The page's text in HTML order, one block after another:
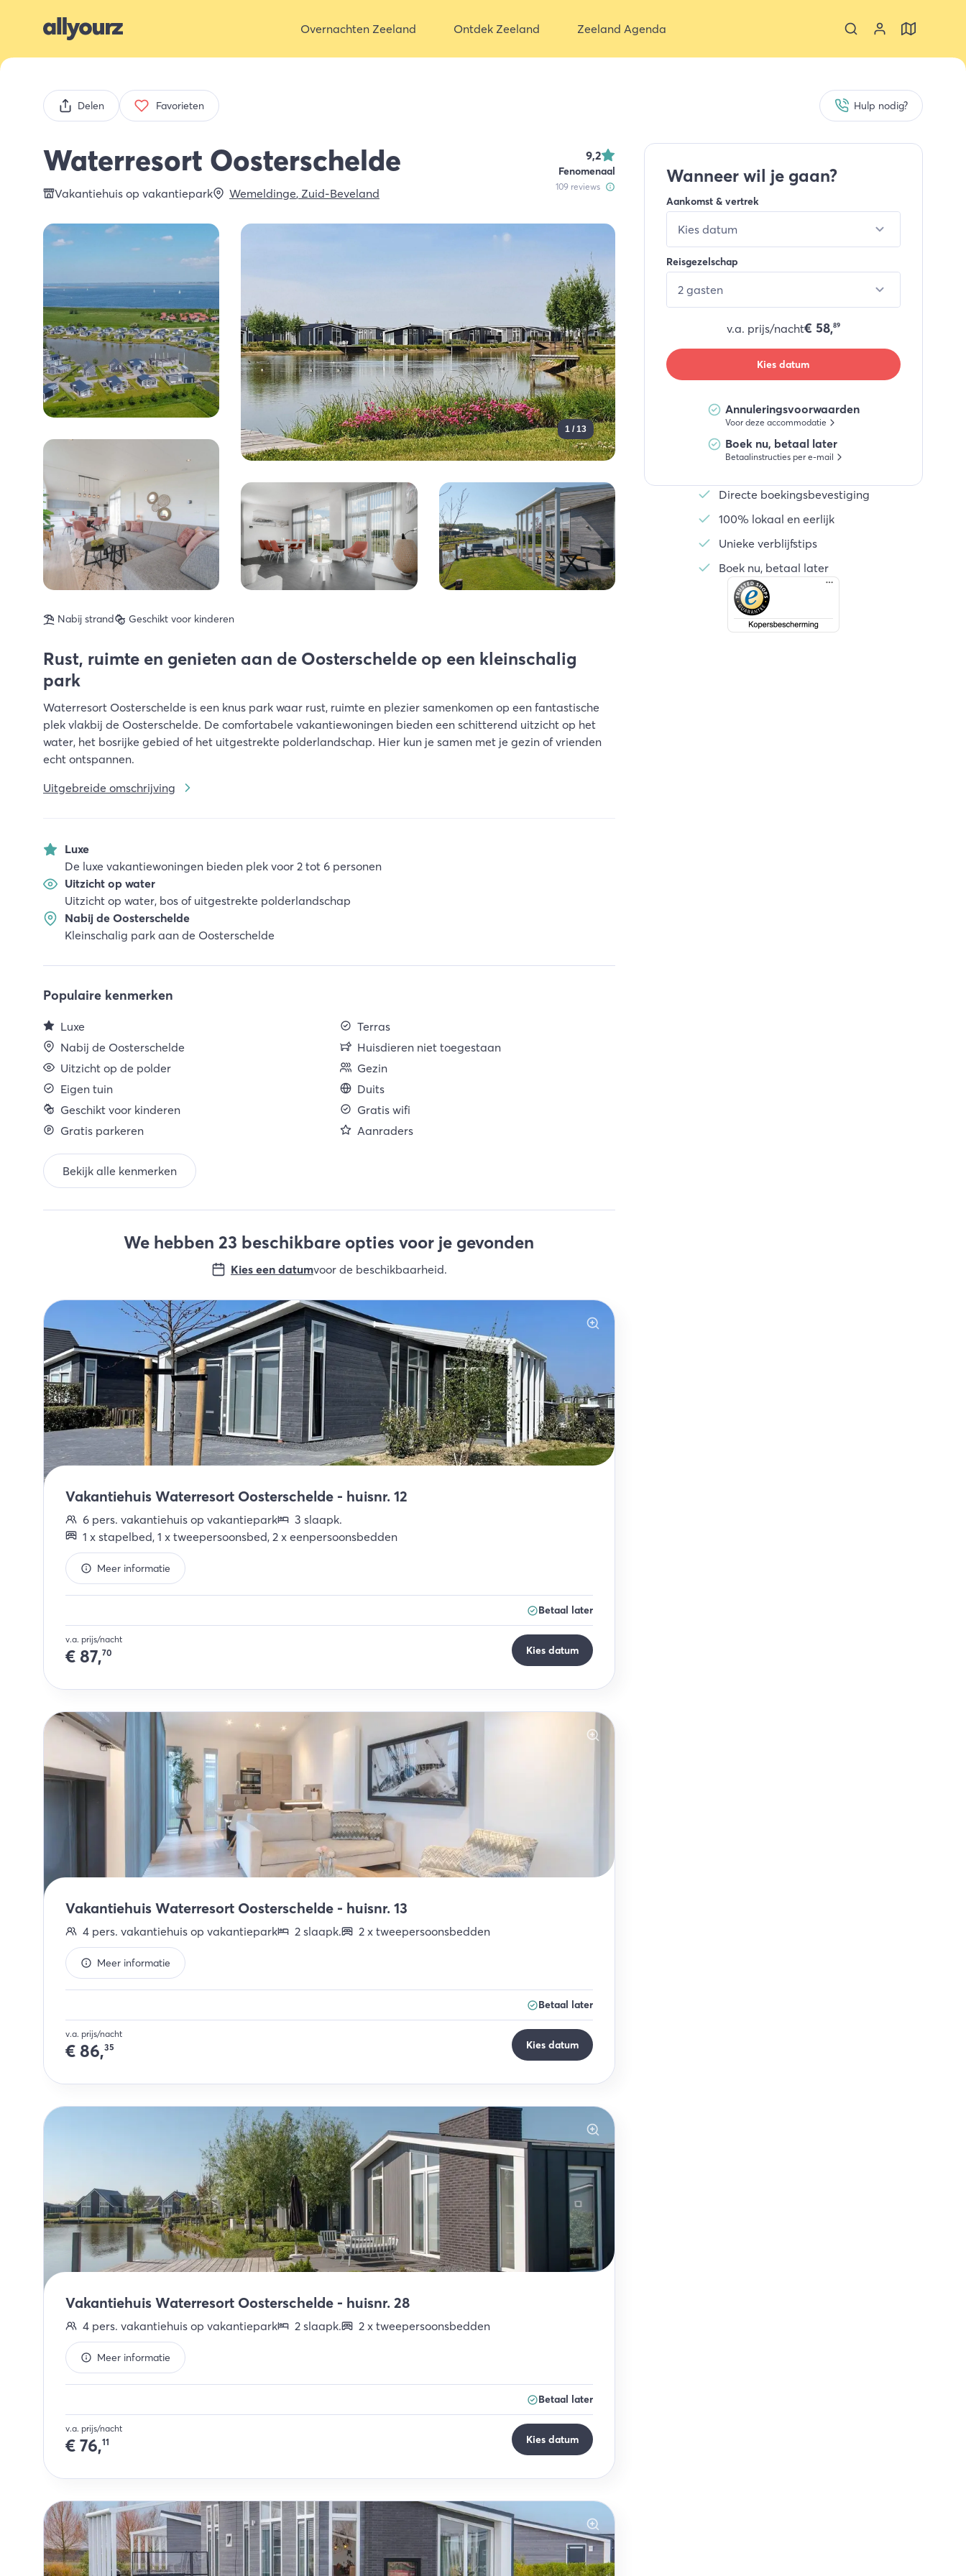
Overnachten Zeeland Ontdek Zeeland Zeeland Agenda
Delen Favorieten Hulp nodig?
Waterresort Oosterschelde
Vakantiehuis op vakantiepark
9,2
Fenomenaal
109reviews
Wemeldinge, Zuid-Beveland
1 / 13
Nabij strand Geschikt voor kinderen
Rust, ruimte en genieten aan de Oosterschelde op een kleinschalig
park
Waterresort Oosterschelde is een knus park waar rust, ruimte en plezier samenkomen op een fantastische
plek vlakbij de Oosterschelde. De comfortabele vakantiewoningen bieden een schitterend uitzicht op het
water, het bosrijke gebied of het uitgestrekte polderlandschap. Hier kun je samen met je gezin of vrienden
echt ontspannen.
Uitgebreide omschrijving
Luxe
De luxe vakantiewoningen bieden plek voor 2 tot 6 personen
Uitzicht op water
Uitzicht op water, bos of uitgestrekte polderlandschap
Nabij de Oosterschelde
Kleinschalig park aan de Oosterschelde
Populaire kenmerken
Luxe
Nabij de Oosterschelde
Uitzicht op de polder
Eigen tuin
Geschikt voor kinderen
Gratis parkeren
Terras
Huisdieren niet toegestaan
Gezin
Duits
Gratis wifi
Aanraders
Bekijk alle kenmerken
We hebben 23 beschikbare opties voor je gevonden
Kies een datumvoor de beschikbaarheid.
Vakantiehuis Waterresort Oosterschelde - huisnr. 12
6 pers. vakantiehuis op vakantiepark 3 slaapk.
1 x stapelbed, 1 x tweepersoonsbed, 2 x eenpersoonsbedden
Meer informatie
Betaal later
v.a. prijs/nacht
€ 87,70 Kies datum
Vakantiehuis Waterresort Oosterschelde - huisnr. 13
4 pers. vakantiehuis op vakantiepark 2 slaapk. 2 x tweepersoonsbedden
Meer informatie
Betaal later
v.a. prijs/nacht
€ 86,35 Kies datum
Vakantiehuis Waterresort Oosterschelde - huisnr. 28
4 pers. vakantiehuis op vakantiepark 2 slaapk. 2 x tweepersoonsbedden
Meer informatie
Betaal later
v.a. prijs/nacht
€ 76,11 Kies datum
Wanneer wil je gaan?
Aankomst & vertrek
Kies datum
Reisgezelschap
2 gasten
v.a. prijs/nacht€ 58,89
Kies datum
Annuleringsvoorwaarden
Voor deze accommodatie
Boek nu, betaal later
Betaalinstructies per e-mail
Directe boekingsbevestiging
100% lokaal en eerlijk
Unieke verblijfstips
Boek nu, betaal later